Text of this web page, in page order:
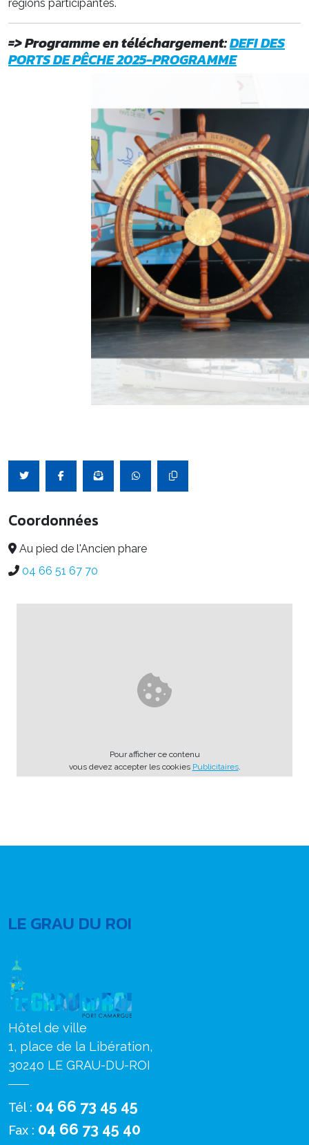
régions participantes.
=> Programme en téléchargement:DEFI DES
PORTS DE PÊCHE 2025-PROGRAMME
Coordonnées
Au pied de l'Ancien phare
04 66 51 67 70
Pour afficher ce contenu
vous devez accepter les cookies Publicitaires.
LE GRAU DU ROI
Hôtel de ville
1, place de la Libération,
30240 LE GRAU-DU-ROI
Tél : 04 66 73 45 45
Fax : 04 66 73 45 40